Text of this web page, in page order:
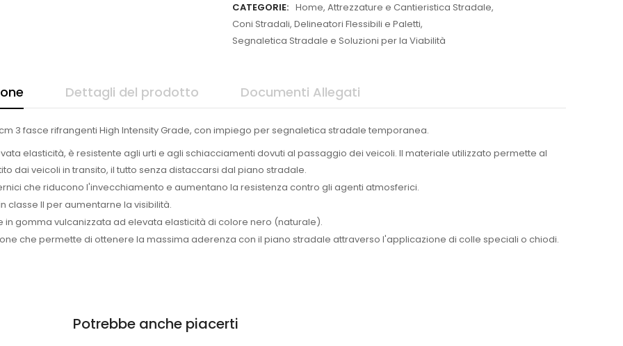
CATEGORIE: Home, Attrezzature e Cantieristica Stradale,
Coni Stradali, Delineatori Flessibili e Paletti,
Segnaletica Stradale e Soluzioni per la Viabilità
Dettagli del prodotto Documenti Allegati
3 fasce rifrangenti High Intensity Grade, con impiego per segnaletica stradale temporanea.
elasticità, è resistente agli urti e agli schiacciamenti dovuti al passaggio dei veicoli. Il materiale utilizzato permette al
dai veicoli in transito, il tutto senza distaccarsi dal piano stradale.
che riducono l'invecchiamento e aumentano la resistenza contro gli agenti atmosferici.
classe II per aumentarne la visibilità.
gomma vulcanizzata ad elevata elasticità di colore nero (naturale).
che permette di ottenere la massima aderenza con il piano stradale attraverso l'applicazione di colle speciali o chiodi.
Potrebbe anche piacerti